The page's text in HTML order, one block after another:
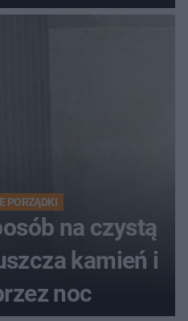
PORZĄDKI
na czystą
kamień i
noc